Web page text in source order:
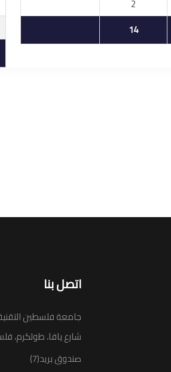
2
14
اتصل بنا
جامعة فلسطين
شارع يافا، طولكرم،
صندوق بريد(7)